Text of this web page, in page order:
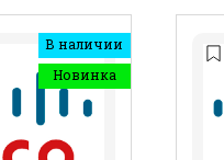
В наличии
Новинка